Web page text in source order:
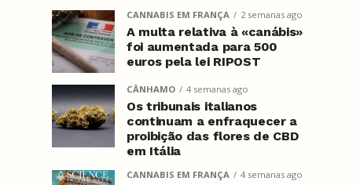
CANNABIS EM FRANÇA 2 semanas ago
A multa relativa à «canábis»
foi aumentada para 500
euros pela lei RIPOST
CÂNHAMO 4 semanas ago
Os tribunais italianos
continuam a enfraquecer a
proibição das flores de CBD
em Itália
CANNABIS EM FRANÇA 4 semanas ago